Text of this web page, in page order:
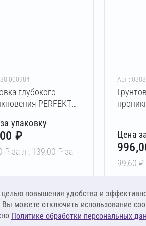
глубокого
PERFEKTA
упаковку
₽
₽ за л , 139,00 ₽ за
Арт.:
Цена
99,60 ₽
повышения удобства и
можете отключить использование
Политике обработки персональных